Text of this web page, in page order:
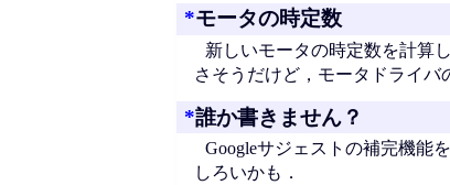
*モータの時定数
新しいモータの時定数を計算
さそうだけど，モータドライバ
*誰か書きません？
Googleサジェストの補完機能
しろいかも．